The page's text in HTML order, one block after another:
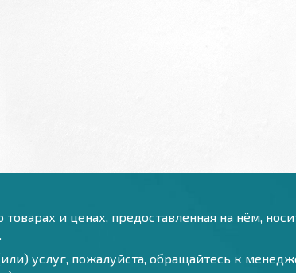
и ценах, предоставленная на нём,
услуг, пожалуйста, обращайтесь к